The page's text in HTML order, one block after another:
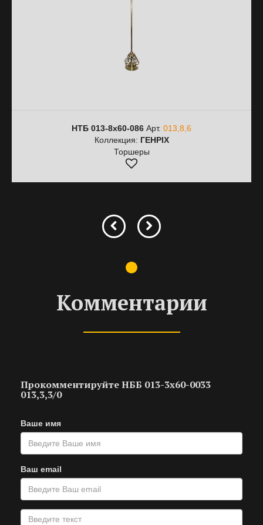
НТБ 013-8х60-086 Арт. 013,8,6
Коллекция: ГЕНРІХ
Торшеры
Комментарии
Прокомментируйте НББ 013-3х60-0033
013,3,3/0
Ваше имя
Ваш email